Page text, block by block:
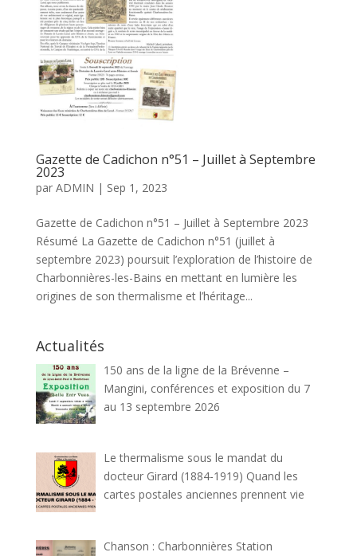
Gazette de Cadichon n°51 – Juillet à Septembre
2023
par ADMIN | Sep 1, 2023
Gazette de Cadichon n°51 – Juillet à Septembre 2023
Résumé La Gazette de Cadichon n°51 (juillet à
septembre 2023) poursuit l’exploration de l’histoire de
Charbonnières-les-Bains en mettant en lumière les
origines de son thermalisme et l’héritage...
Actualités
150 ans de la ligne de la Brévenne –
Mangini, conférences et exposition du 7
au 13 septembre 2026
Le thermalisme sous le mandat du
docteur Girard (1884-1919) Quand les
cartes postales anciennes prennent vie
Chanson : Charbonnières Station